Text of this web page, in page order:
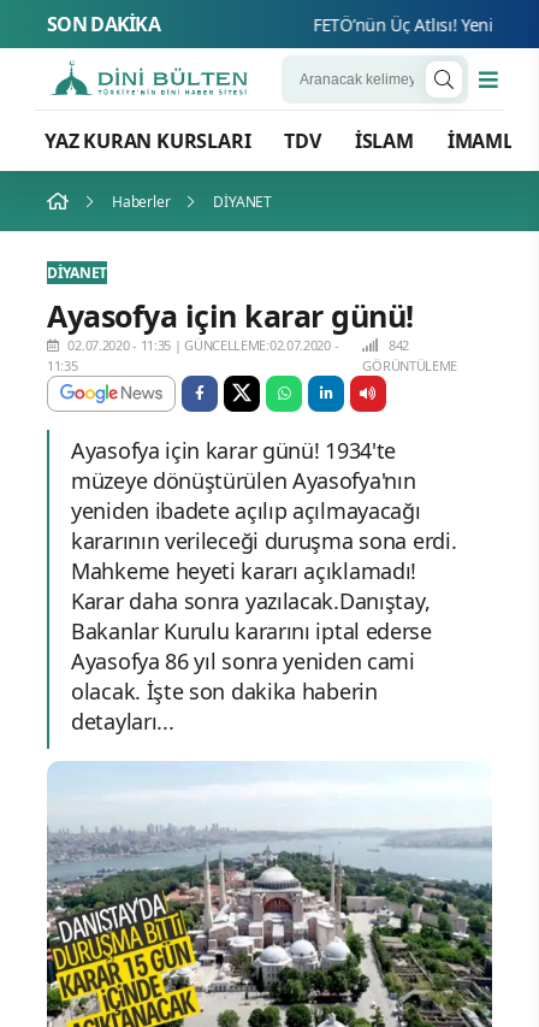
SON DAKİKA FETÖ’nün Üç Atlısı! Yeni
YAZ KURAN KURSLARI TDV İSLAM İMAMLAR
Haberler DİYANET
DİYANET
Ayasofya için karar günü!
02.07.2020 - 11:35 |GÜNCELLEME:02.07.2020 -
11:35
842
GÖRÜNTÜLEME
Ayasofya için karar günü! 1934'te
müzeye dönüştürülen Ayasofya'nın
yeniden ibadete açılıp açılmayacağı
kararının verileceği duruşma sona erdi.
Mahkeme heyeti kararı açıklamadı!
Karar daha sonra yazılacak.Danıştay,
Bakanlar Kurulu kararını iptal ederse
Ayasofya 86 yıl sonra yeniden cami
olacak. İşte son dakika haberin
detayları...